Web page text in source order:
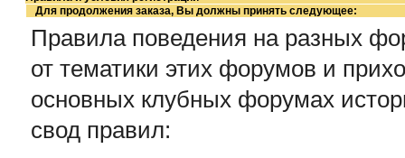
Для продолжения заказа, Вы должны принять следующее:
Правила поведения на разных
от тематики этих форумов и
основных клубных форумах
свод правил: